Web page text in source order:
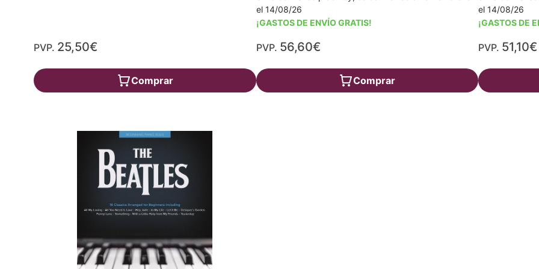
PVP. 25,50€
Comprar
el 14/08/26
¡GASTOS DE ENVÍO GRATIS!
PVP. 56,60€
Comprar
el 14/08/26
¡GASTOS DE
PVP. 51,10€